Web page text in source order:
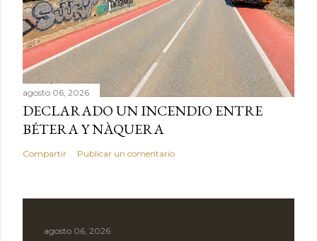
agosto 06, 2026
DECLARADO UN INCENDIO ENTRE
BÉTERA Y NÀQUERA
Compartir Publicar un comentario
agosto 06, 2026